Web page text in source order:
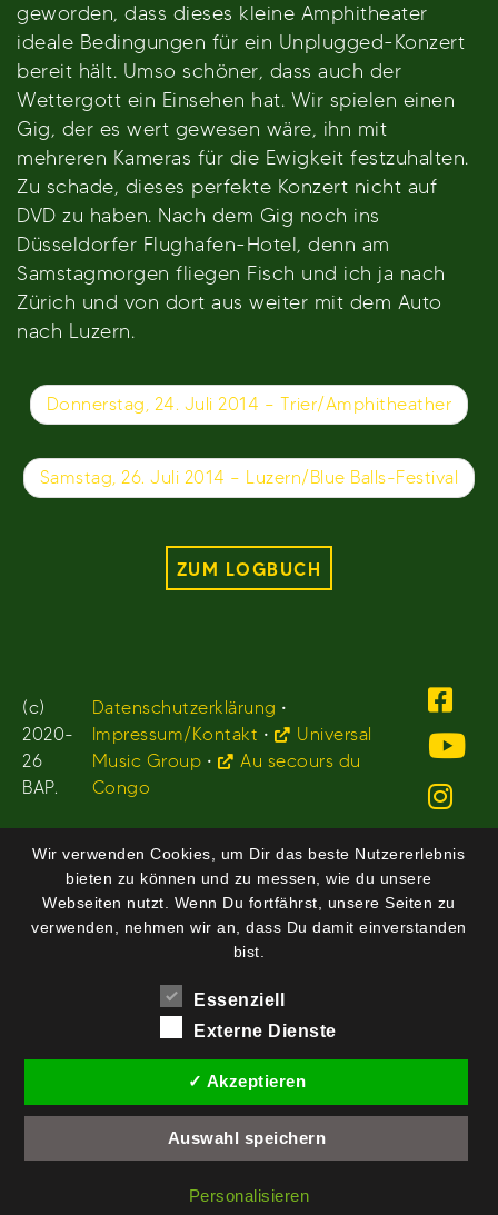
geworden, dass dieses kleine Amphitheater
ideale Bedingungen für ein Unplugged-Konzert
bereit hält. Umso schöner, dass auch der
Wettergott ein Einsehen hat. Wir spielen einen
Gig, der es wert gewesen wäre, ihn mit
mehreren Kameras für die Ewigkeit festzuhalten.
Zu schade, dieses perfekte Konzert nicht auf
DVD zu haben. Nach dem Gig noch ins
Düsseldorfer Flughafen-Hotel, denn am
Samstagmorgen fliegen Fisch und ich ja nach
Zürich und von dort aus weiter mit dem Auto
nach Luzern.
Beitragsnavigation
Donnerstag, 24. Juli 2014 – Trier/Amphitheather
Samstag, 26. Juli 2014 – Luzern/Blue Balls-Festival
ZUM LOGBUCH
(c)
2020-
26
BAP.
Datenschutzerklärung •
Impressum/Kontakt •
Universal
Music Group •
Au secours du
Congo
Wir verwenden Cookies, um Dir das beste Nutzererlebnis
bieten zu können und zu messen, wie du unsere
Webseiten nutzt. Wenn Du fortfährst, unsere Seiten zu
verwenden, nehmen wir an, dass Du damit einverstanden
bist.
Essenziell
Externe Dienste
✓ Akzeptieren
Auswahl speichern
Personalisieren